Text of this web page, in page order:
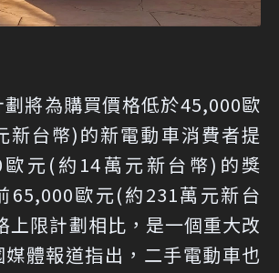
將為購買價格低於45,000歐
新台幣)的新電動車消費者提
元(約14萬元新台幣)的獎
65,000歐元(約231萬元新台
上限計劃相比，是一個重大改
體報道指出，二手電動車也